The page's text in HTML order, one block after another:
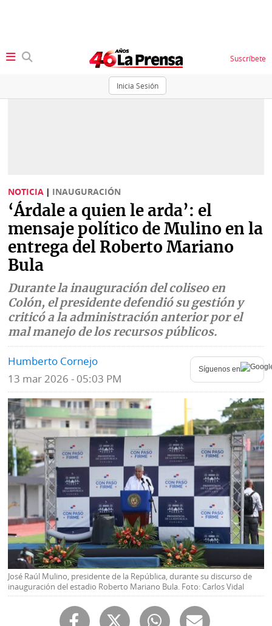
Inicia Sesión
Suscríbete
Sociedad
Judiciales
Política
Mundo
Deportes
Tecnología
Ponle
la
Firma
Status
K
Vivir+
Blogs
Fotografías
Videos
Fe
de
erratas
Historias
SERVICIOS
E-
Paper
Buscador
Comunicados
Catálogos
Contenido
de
marcas
RSS
Temas
Autores
NOTICIA | INAUGURACIÓN
‘Árdale a quien le arda’: el
mensaje político de Mulino en la
entrega del Roberto Mariano
Bula
Durante la inauguración del coliseo en
Colón, el presidente defendió su gestión y
criticó a la administración anterior por el
mal manejo de los recursos públicos.
Humberto Cornejo
13 mar 2026 - 05:03 PM
Síguenos en
José Raúl Mulino, presidente de la República, durante su discurso de
inauguración del estadio Roberto Mariano Bula. Foto: Carlos Vidal